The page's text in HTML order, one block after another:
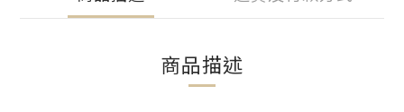
商品描述